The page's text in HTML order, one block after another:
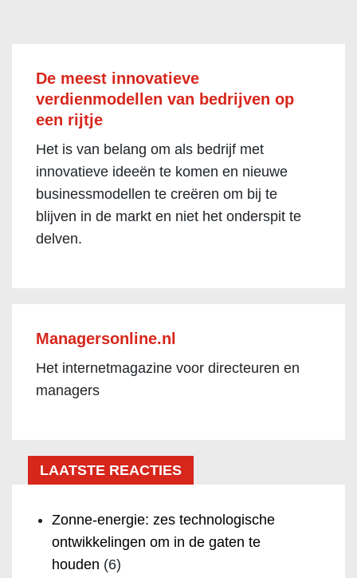
De meest innovatieve
verdienmodellen van bedrijven op
een rijtje
Het is van belang om als bedrijf met
innovatieve ideeën te komen en nieuwe
businessmodellen te creëren om bij te
blijven in de markt en niet het onderspit te
delven.
Managersonline.nl
Het internetmagazine voor directeuren en
managers
LAATSTE REACTIES
Zonne-energie: zes technologische
ontwikkelingen om in de gaten te
houden (6)